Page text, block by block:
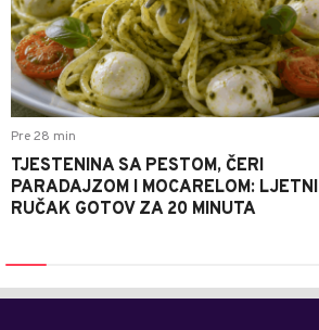
Pre 28 min
TJESTENINA SA PESTOM, ČERI
PARADAJZOM I MOCARELOM: LJETNI
RUČAK GOTOV ZA 20 MINUTA